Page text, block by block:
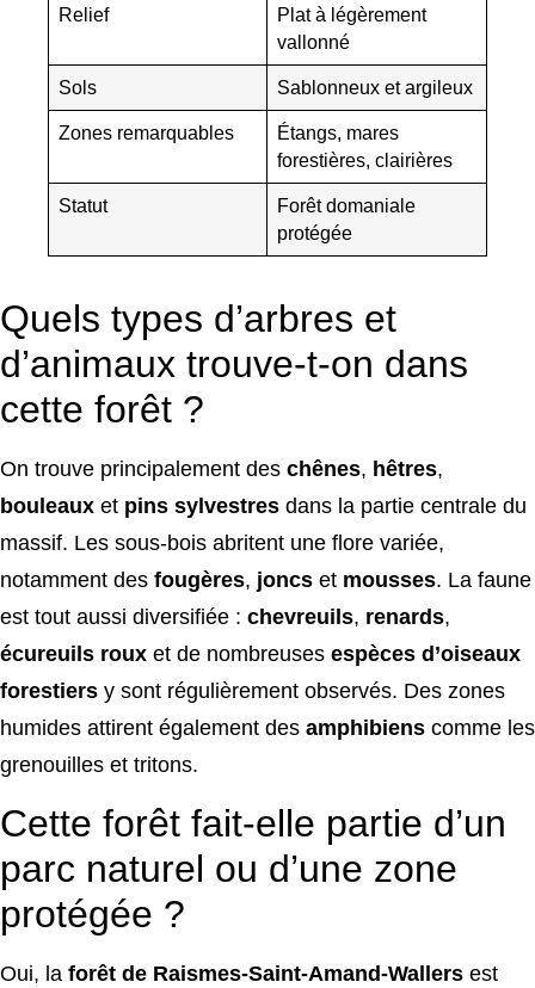
Relief
Plat à légèrement
vallonné
Sols Sablonneux et argileux
Zones remarquables
Étangs, mares
forestières, clairières
Statut
Forêt domaniale
protégée
Quels types d’arbres et
d’animaux trouve-t-on dans
cette forêt ?
On trouve principalement des chênes, hêtres,
bouleaux et pins sylvestres dans la partie centrale du
massif. Les sous-bois abritent une flore variée,
notamment des fougères, joncs et mousses. La faune
est tout aussi diversifiée : chevreuils, renards,
écureuils roux et de nombreuses espèces d’oiseaux
forestiers y sont régulièrement observés. Des zones
humides attirent également des amphibiens comme les
grenouilles et tritons.
Cette forêt fait-elle partie d’un
parc naturel ou d’une zone
protégée ?
Oui, la forêt de Raismes-Saint-Amand-Wallers est